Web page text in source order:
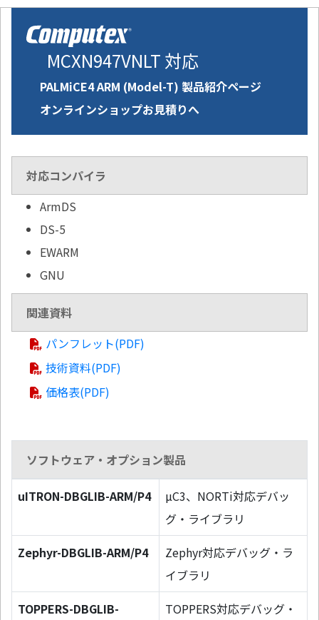
MCXN947VNLT 対応
PALMiCE4 ARM (Model-T) 製品紹介ページ
オンラインショップお見積りへ
対応コンパイラ
ArmDS
DS-5
EWARM
GNU
関連資料
パンフレット(PDF)
技術資料(PDF)
価格表(PDF)
ソフトウェア・オプション製品
uITRON-DBGLIB-ARM/P4
µC3、NORTi対応デバッ
グ・ライブラリ
Zephyr-DBGLIB-ARM/P4
Zephyr対応デバッグ・ラ
イブラリ
TOPPERS-DBGLIB-
TOPPERS対応デバッグ・